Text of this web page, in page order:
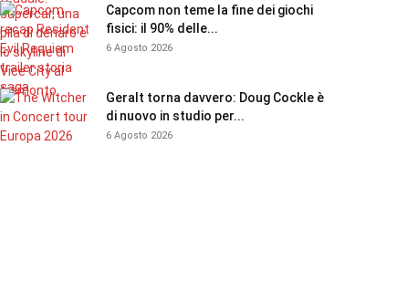
Capcom non teme la fine dei giochi
fisici: il 90% delle...
6 Agosto 2026
Geralt torna davvero: Doug Cockle è
di nuovo in studio per...
6 Agosto 2026